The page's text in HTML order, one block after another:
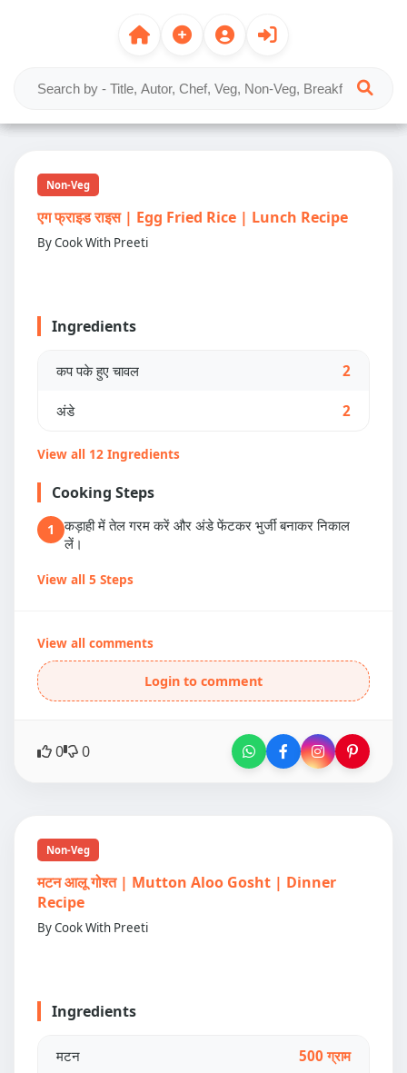
Non-Veg
एग फ्राइड राइस | Egg Fried Rice | Lunch Recipe
By Cook With Preeti
Ingredients
कप पके हुए चावल 2
अंडे 2
View all 12 Ingredients
Cooking Steps
1
कड़ाही में तेल गरम करें और अंडे फेंटकर भुर्जी बनाकर निकाल
लें।
View all 5 Steps
View all comments
Login to comment
0 0
Non-Veg
मटन आलू गोश्त | Mutton Aloo Gosht | Dinner
Recipe
By Cook With Preeti
Ingredients
मटन 500 ग्राम